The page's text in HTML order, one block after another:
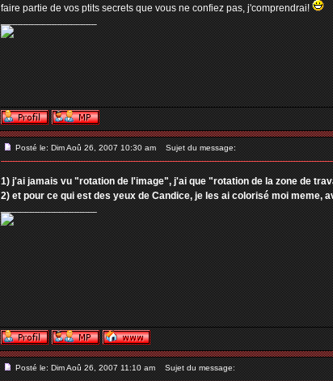
faire partie de vos ptits secrets que vous ne confiez pas, j'comprendrai!
_________________
Posté le: Dim Aoû 26, 2007 10:30 am Sujet du message:
1) j'ai jamais vu "rotation de l'image", j'ai que "rotation de la zone de
2) et pour ce qui est des yeux de Candice, je les ai colorisé moi meme,
_________________
Posté le: Dim Aoû 26, 2007 11:10 am Sujet du message: